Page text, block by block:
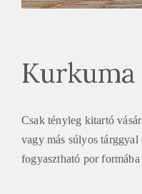
Kurkuma
Csak tényleg kitartó
vagy más súlyos tárggyal
fogyasztható por